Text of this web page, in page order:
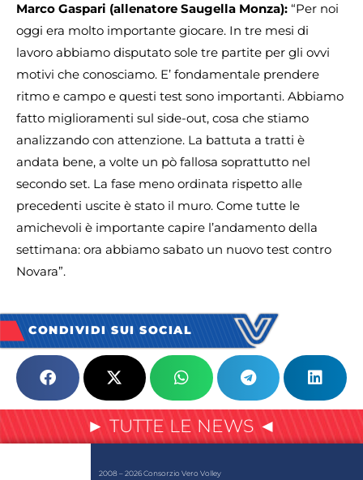
Marco Gaspari (allenatore Saugella Monza): “Per noi
oggi era molto importante giocare. In tre mesi di
lavoro abbiamo disputato sole tre partite per gli ovvi
motivi che conosciamo. E’ fondamentale prendere
ritmo e campo e questi test sono importanti. Abbiamo
fatto miglioramenti sul side-out, cosa che stiamo
analizzando con attenzione. La battuta a tratti è
andata bene, a volte un pò fallosa soprattutto nel
secondo set. La fase meno ordinata rispetto alle
precedenti uscite è stato il muro. Come tutte le
amichevoli è importante capire l’andamento della
settimana: ora abbiamo sabato un nuovo test contro
Novara”.
CONDIVIDI SUI SOCIAL
► TUTTE LE NEWS ◄
2008 – 2026 Consorzio Vero Volley